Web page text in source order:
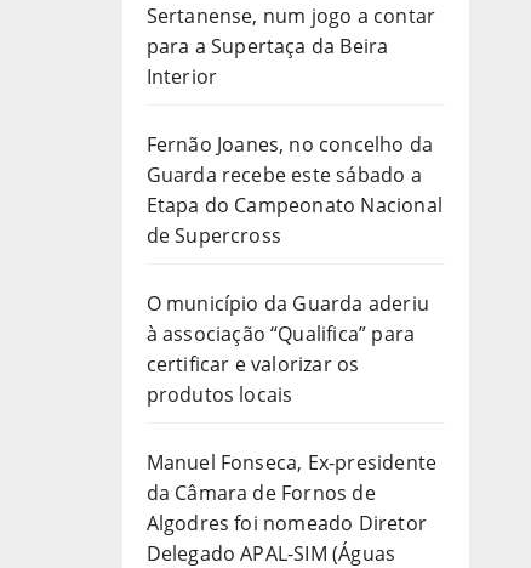
Sertanense, num jogo a contar
para a Supertaça da Beira
Interior
Fernão Joanes, no concelho da
Guarda recebe este sábado a
Etapa do Campeonato Nacional
de Supercross
O município da Guarda aderiu
à associação “Qualifica” para
certificar e valorizar os
produtos locais
Manuel Fonseca, Ex-presidente
da Câmara de Fornos de
Algodres foi nomeado Diretor
Delegado APAL-SIM (Águas